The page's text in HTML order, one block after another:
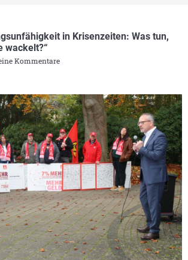
in Krisenzeiten: Was tun,
wackelt?“
Kommentare